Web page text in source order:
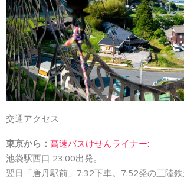
交通アクセス
東京から： 高速バスけせんライナー:
池袋駅西口 23:00出発。
翌日「唐丹駅前」7:32下車。7:52発の三陸鉄